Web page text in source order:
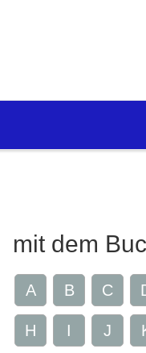
mit dem
A B C
H I J